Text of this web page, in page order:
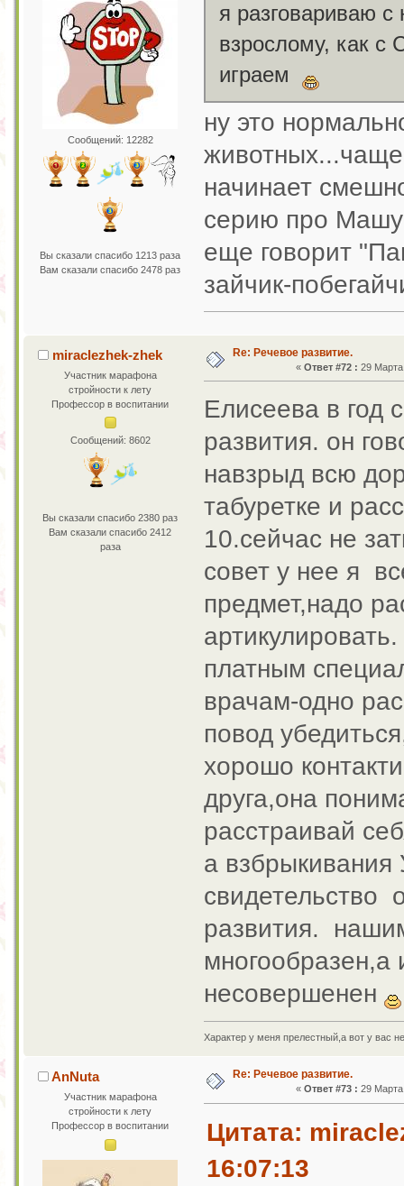
Сообщений: 12282
Вы сказали спасибо 1213 раза
Вам сказали спасибо 2478 раз
я разговариваю
взрослому, как с
играем
ну это
животных...чаще
начинает
серию про Машу
еще говорит
зайчик-
miraclezhek-zhek
Участник марафона
стройности к лету
Профессор в воспитании
Сообщений: 8602
Вы сказали спасибо 2380 раз
Вам сказали спасибо 2412
раза
Re: Речевое развитие.
« Ответ #72 : 29
Елисеева в год
развития. он
навзрыд всю
табуретке и
10.сейчас не
совет у нее я
предмет,надо
платным
врачам-одно
повод
хорошо
друга,она
расстраивай
а взбрыкивания
свидетельство
развития.
многообразен,а
несовершенен
Характер у меня прелестный,а вот у вас
AnNuta
Участник марафона
стройности к лету
Профессор в воспитании
Re: Речевое развитие.
« Ответ #73 : 29
Цитата:
16:07:13